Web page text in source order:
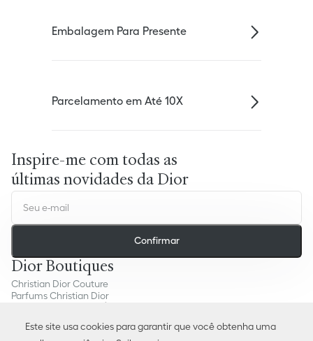
Este site usa cookies para garantir que você obtenha uma
Embalagem Para Presente
Parcelamento em Até 10X
Inspire-me com todas as
últimas novidades da Dior
Confirmar
Dior Boutiques
Christian Dior Couture
Parfums Christian Dior
Contato
Entrega e Devoluções